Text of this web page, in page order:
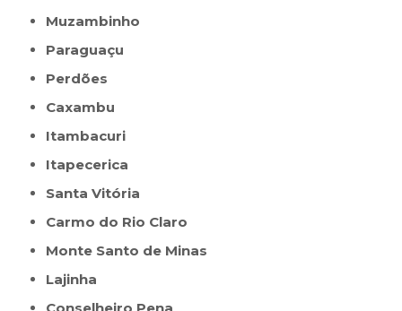
Muzambinho
Paraguaçu
Perdões
Caxambu
Itambacuri
Itapecerica
Santa Vitória
Carmo do Rio Claro
Monte Santo de Minas
Lajinha